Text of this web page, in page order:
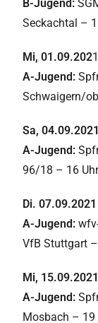
B-Jugend:
Seckachtal –
Mi, 01.09.2021
A-Jugend:
Schwaigern/
Sa, 04.09.2021
A-Jugend:
96/18 – 16
Di. 07.09.2021
A-Jugend:
VfB Stuttgart
Mi, 15.09.2021
A-Jugend:
Mosbach – 19